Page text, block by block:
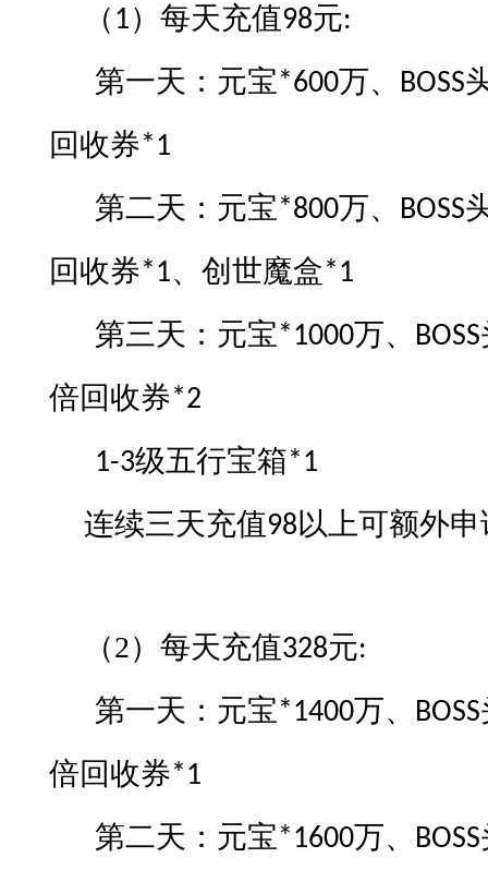
（ 1）每天充值98元:
第一天：元宝*600万、 BOSS
回收券*1
第二天：元宝*800万、 BOSS
回收券*1、创世魔盒*1
第三天：元宝*1000万、 BOSS
倍回收券*2
1-3级五行宝箱*1
连续三天充值98以上可额外申
（2） 每天充值328元:
第一天：元宝*1400万、 BOSS
倍回收券*1
第二天：元宝*1600万、 BOSS